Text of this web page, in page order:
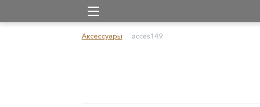
Аксессуары acces149